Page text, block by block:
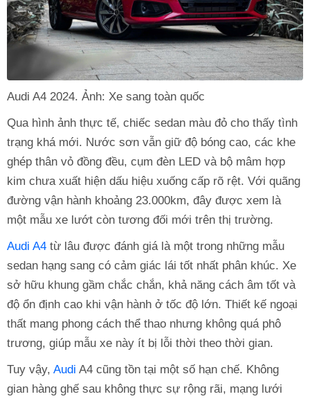
Audi A4 2024. Ảnh: Xe sang toàn quốc
Qua hình ảnh thực tế, chiếc sedan màu đỏ cho thấy tình
trạng khá mới. Nước sơn vẫn giữ độ bóng cao, các khe
ghép thân vỏ đồng đều, cụm đèn LED và bộ mâm hợp
kim chưa xuất hiện dấu hiệu xuống cấp rõ rệt. Với quãng
đường vận hành khoảng 23.000km, đây được xem là
một mẫu xe lướt còn tương đối mới trên thị trường.
Audi A4 từ lâu được đánh giá là một trong những mẫu
sedan hạng sang có cảm giác lái tốt nhất phân khúc. Xe
sở hữu khung gầm chắc chắn, khả năng cách âm tốt và
độ ổn định cao khi vận hành ở tốc độ lớn. Thiết kế ngoại
thất mang phong cách thể thao nhưng không quá phô
trương, giúp mẫu xe này ít bị lỗi thời theo thời gian.
Tuy vậy, Audi A4 cũng tồn tại một số hạn chế. Không
gian hàng ghế sau không thực sự rộng rãi, mạng lưới